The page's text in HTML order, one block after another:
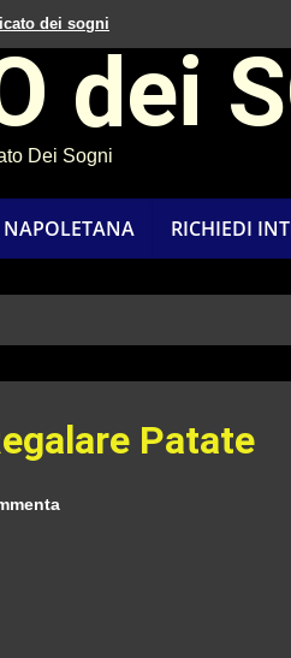
dei sogni
dei
Dei Sogni
RICHIEDI
Patate